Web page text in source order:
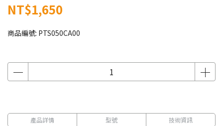
NT$1,650
商品編號: PTS050CA00
產品詳情 型號 技術資訊